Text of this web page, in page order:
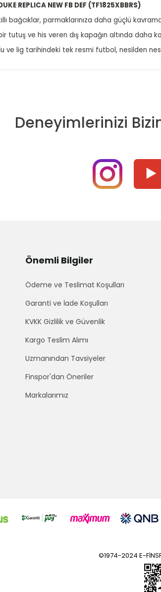
REPLICA NEW FB DEF (TF1825XBBRS)
bağcıklar, parmaklarınıza daha güçlü
tutuş ve his veren dış kapağın altında daha
ve lig tarihindeki tek resmi futbol, ​​nesilden
Deneyimlerinizi
Önemli Bilgiler
Ödeme ve Teslimat Koşulları
Garanti ve İade Koşulları
KVKK Gizlilik ve Güvenlik
Kargo Teslim Alımı
Uzmanından Tavsiyeler
Finspor'dan Öneriler
Markalarımız
©1974-2024 E-